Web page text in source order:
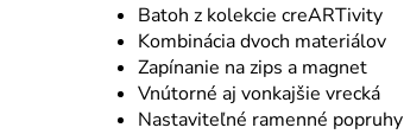
Batoh z kolekcie creARTivity
Kombinácia dvoch materiálov
Zapínanie na zips a magnet
Vnútorné aj vonkajšie vrecká
Nastaviteľné ramenné popruhy